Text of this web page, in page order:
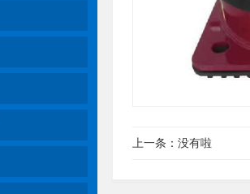
上一条： 没有啦